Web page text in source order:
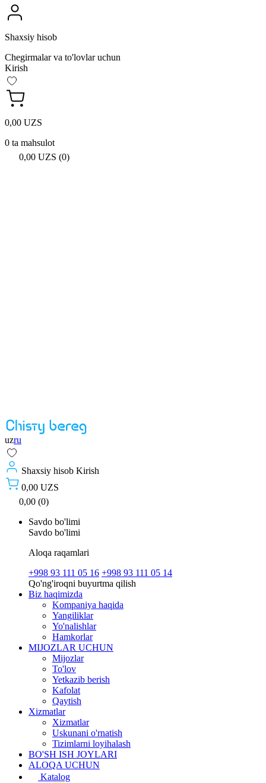
Shaxsiy hisob
Chegirmalar va to'lovlar uchun
Kirish
0,00 UZS
0 ta mahsulot
0,00 UZS (0)
uzru
Shaxsiy hisob Kirish
0,00 UZS
0,00 (0)
Savdo bo'limi
Savdo bo'limi
Aloqa raqamlari
+998 93 111 05 16 +998 93 111 05 14
Qo'ng'iroqni buyurtma qilish
Biz haqimizda
Kompaniya haqida
Yangiliklar
Yo'nalishlar
Hamkorlar
MIJOZLAR UCHUN
Mijozlar
To'lov
Yetkazib berish
Kafolat
Qaytish
Xizmatlar
Xizmatlar
Uskunani o'rnatish
Tizimlarni loyihalash
BO'SH ISH JOYLARI
ALOQA UCHUN
Katalog